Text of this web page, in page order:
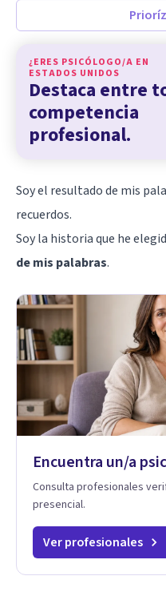
¿ERES PSICÓLOGO/A EN
ESTADOS UNIDOS
Destaca entre
competencia
profesional.
Soy el resultado de mis
recuerdos.
Soy la historia que he
de mis palabras.
Encuentra un/a
Consulta profesionales
presencial.
Ver profesionales